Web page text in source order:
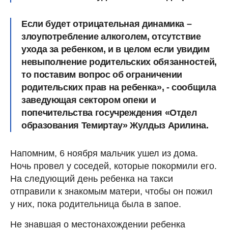
Если будет отрицательная динамика –
злоупотребление алкоголем, отсутствие
ухода за ребенком, и в целом если увидим
невыполнение родительских обязанностей,
то поставим вопрос об ограничении
родительских прав на ребенка», - сообщила
заведующая сектором опеки и
попечительства госучреждения «Отдел
образования Темиртау» Жулдыз Арилина.
Напомним, 6 ноября мальчик ушел из дома.
Ночь провел у соседей, которые покормили его.
На следующий день ребенка на такси
отправили к знакомым матери, чтобы он пожил
у них, пока родительница была в запое.
Не знавшая о местонахождении ребенка